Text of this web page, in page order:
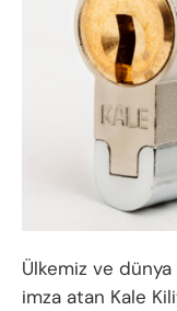
Ülkemiz ve
imza atan Kale